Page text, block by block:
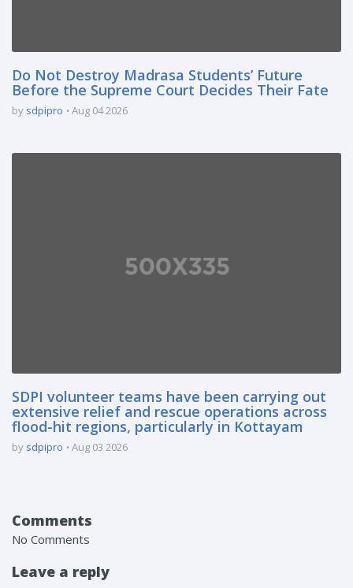
Do Not Destroy Madrasa Students’ Future
Before the Supreme Court Decides Their Fate
by sdpipro Aug 04 2026
SDPI volunteer teams have been carrying out
extensive relief and rescue operations across
flood-hit regions, particularly in Kottayam
by sdpipro Aug 03 2026
Comments
No Comments
Leave a reply